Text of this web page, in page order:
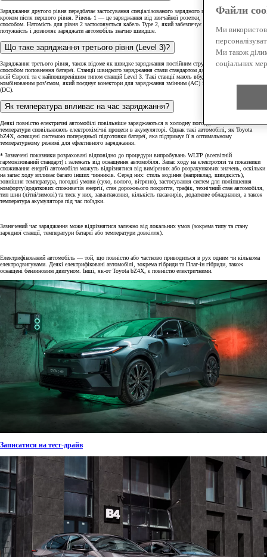
Заряджання другого рівня передбачає застосування спеціалізованого зарядного пристрою і є наступним
кроком після першого рівня. Рівень 1 — це заряджання від звичайної розетки, що є найповільнішим
способом. Натомість для рівня 2 застосовується кабель Type 2, який забезпечує вищу вихідну
потужність і дозволяє заряджати автомобіль значно швидше.
Що таке заряджання третього рівня (Level 3)?
Заряджання третього рівня, також відоме як швидке заряджання постійним струмом, є найшвидшим
способом поповнення батареї. Станції швидкого заряджання стали стандартом для громадських мереж по
всій Європі та є найпоширенішим типом станцій Level 3. Такі станції мають вбудований кабель із
комбінованим роз’ємом, який поєднує конектори для заряджання змінним (AC) і постійним струмом
(DC).
Як температура впливає на час заряджання?
Деякі повністю електричні автомобілі повільніше заряджаються в холодну погоду, оскільки низькі
температури сповільнюють електрохімічні процеси в акумуляторі. Однак такі автомобілі, як Toyota
bZ4X, оснащені системою попередньої підготовки батареї, яка підтримує її в оптимальному
температурному режимі для ефективного заряджання.
* Зазначені показники розраховані відповідно до процедури випробувань WLTP (всесвітній
гармонізований стандарт) і залежать від оснащення автомобіля. Запас ходу на електротязі та показники
споживання енергії автомобіля можуть відрізнятися від виміряних або розрахункових значень, оскільки
на запас ходу впливає багато інших чинників. Серед них: стиль водіння (наприклад, швидкість),
зовнішня температура, погодні умови (сухо, волого, вітряно), застосування систем для поліпшення
комфорту/додаткових споживачів енергії, стан дорожнього покриття, трафік, технічний стан автомобіля,
тип шин (літні/зимові) та тиск у них, завантаження, кількість пасажирів, додаткове обладнання, а також
температура акумулятора під час поїздки.
Зазначений час заряджання може відрізнятися залежно від локальних умов (зокрема типу та стану
зарядної станції, температури батареї або температури довкілля).
Електрифікований автомобіль — той, що повністю або частково приводиться в рух одним чи кількома
електродвигунами. Деякі електрифіковані автомобілі, зокрема гібриди та Плаг-ін гібриди, також
оснащені бензиновим двигуном. Інші, як-от Toyota bZ4X, є повністю електричними.
Записатися на тест-драйв
Файли
Ми
Ми також
соціальних